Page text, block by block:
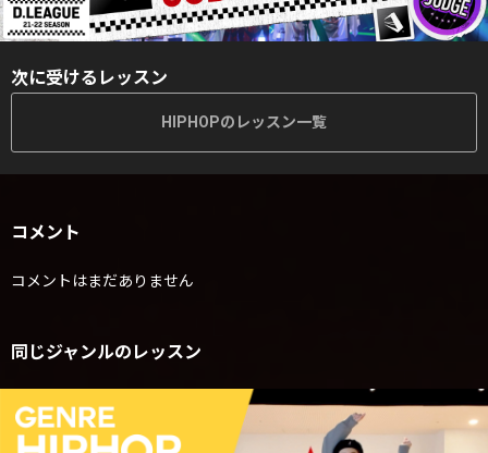
次に受けるレッスン
HIPHOPのレッスン一覧
コメント
コメントはまだありません
同じジャンルのレッスン